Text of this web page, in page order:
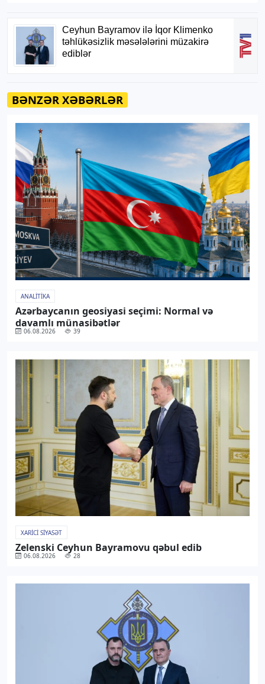
BƏNZƏR XƏBƏRLƏR
ANALITIKA
Azərbaycanın geosiyasi seçimi: Normal və
davamlı münasibətlər
06.08.2026 39
XARICI SIYASƏT
Zelenski Ceyhun Bayramovu qəbul edib
06.08.2026 28